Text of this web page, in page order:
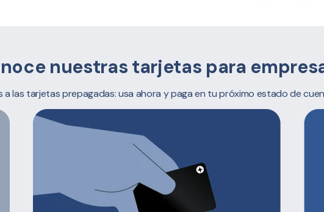
nuestras tarjetas para
a las tarjetas prepagadas: usa ahora y paga en tu próximo estado de